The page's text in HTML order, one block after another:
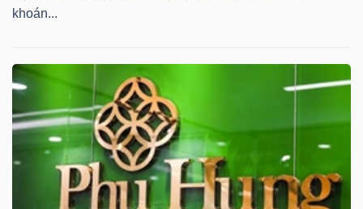
khoán...
THÔNG